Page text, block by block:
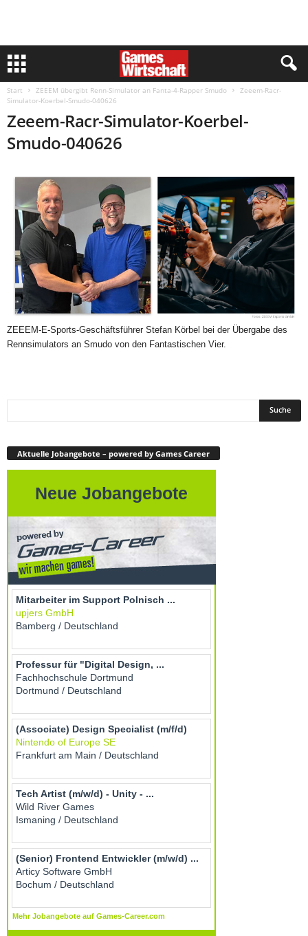
Start ZEEEM übergibt Renn-Simulator an Fanta-4-Rapper Smudo
Zeeem-Racr-
Simulator-Koerbel-Smudo-040626
Zeeem-Racr-Simulator-Koerbel-
Smudo-040626
ZEEEM-E-Sports-Geschäftsführer Stefan Körbel bei der Übergabe des
Rennsimulators an Smudo von den Fantastischen Vier.
Aktuelle Jobangebote – powered by Games Career